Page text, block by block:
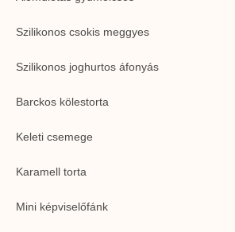
Szilikonos csokis meggyes
Szilikonos joghurtos áfonyás
Barckos kölestorta
Keleti csemege
Karamell torta
Mini képviselőfánk